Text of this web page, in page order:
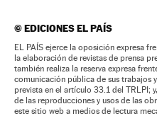
©EDICIONES EL PAÍS
EL PAÍS ejerce la oposición expresa
la elaboración de revistas de prensa
también realiza la reserva expresa
comunicación pública de sus trabajos
prevista en el artículo 33.1 del TRLPI;
de las reproducciones y usos de las
este sitio web a medios de lectura